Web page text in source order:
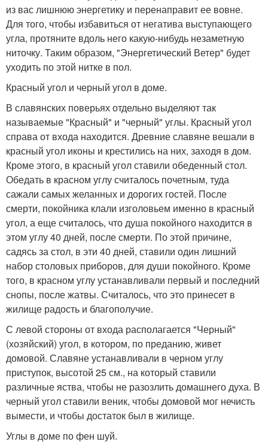
из вас лишнюю энергетику и перенаправит ее вовне.
Для того, чтобы избавиться от негатива выступающего
угла, протяните вдоль него какую-нибудь незаметную
ниточку. Таким образом, "Энергетический Ветер" будет
уходить по этой нитке в пол.
Красный угол и черный угол в доме.
В славянских поверьях отдельно выделяют так
называемые "Красный" и "черный" углы. Красный угол
справа от входа находится. Древние славяне вешали в
красный угол иконы и крестились на них, заходя в дом.
Кроме этого, в красный угол ставили обеденный стол.
Обедать в красном углу считалось почетным, туда
сажали самых желанных и дорогих гостей. После
смерти, покойника клали изголовьем именно в красный
угол, а еще считалось, что душа покойного находится в
этом углу 40 дней, после смерти. По этой причине,
садясь за стол, в эти 40 дней, ставили один лишний
набор столовых приборов, для души покойного. Кроме
того, в красном углу устанавливали первый и последний
снопы, после жатвы. Считалось, что это принесет в
жилище радость и благополучие.
С левой стороны от входа располагается "Черный"
(хозяйский) угол, в котором, по преданию, живет
домовой. Славяне устанавливали в черном углу
приступок, высотой 25 см., на который ставили
различные яства, чтобы не разозлить домашнего духа. В
черный угол ставили веник, чтобы домовой мог нечисть
вымести, и чтобы достаток был в жилище.
Углы в доме по фен шуй.